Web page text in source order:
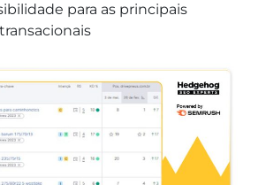
para as principais